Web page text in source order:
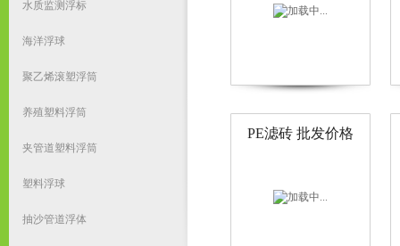
水质监测浮标
海洋浮球
聚乙烯滚塑浮筒
养殖塑料浮筒
夹管道塑料浮筒
塑料浮球
抽沙管道浮体
PE滤砖 批发价格